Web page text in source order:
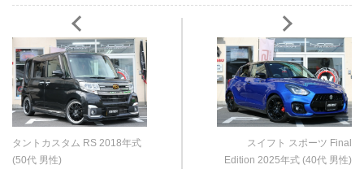
タントカスタム RS 2018年式
(50代 男性)
スイフト スポーツ Final
Edition 2025年式 (40代 男性)